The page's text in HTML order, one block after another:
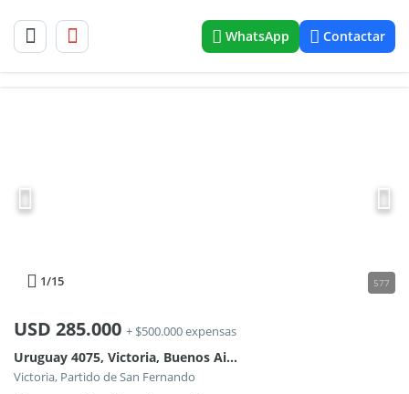
WhatsApp Contactar
1/15 577
USD 285.000 + $500.000 expensas
Uruguay 4075, Victoria, Buenos Aires.
Victoria, Partido de San Fernando